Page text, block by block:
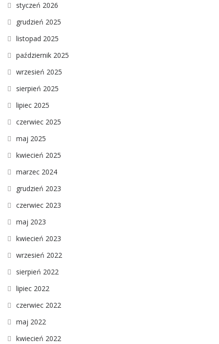
styczeń 2026
grudzień 2025
listopad 2025
październik 2025
wrzesień 2025
sierpień 2025
lipiec 2025
czerwiec 2025
maj 2025
kwiecień 2025
marzec 2024
grudzień 2023
czerwiec 2023
maj 2023
kwiecień 2023
wrzesień 2022
sierpień 2022
lipiec 2022
czerwiec 2022
maj 2022
kwiecień 2022